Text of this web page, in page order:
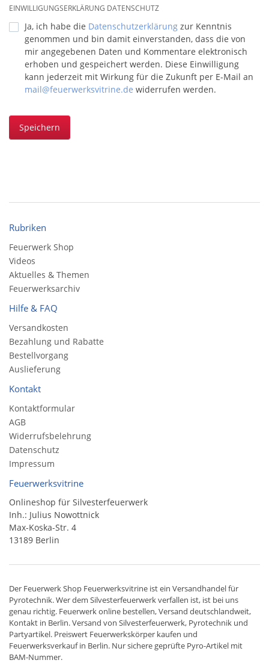
EINWILLIGUNGSERKLÄRUNG DATENSCHUTZ
Ja, ich habe die Datenschutzerklärung zur Kenntnis
genommen und bin damit einverstanden, dass die von
mir angegebenen Daten und Kommentare elektronisch
erhoben und gespeichert werden. Diese Einwilligung
kann jederzeit mit Wirkung für die Zukunft per E-Mail an
mail@feuerwerksvitrine.de widerrufen werden.
Speichern
Rubriken
Feuerwerk Shop
Videos
Aktuelles & Themen
Feuerwerksarchiv
Hilfe & FAQ
Versandkosten
Bezahlung und Rabatte
Bestellvorgang
Auslieferung
Kontakt
Kontaktformular
AGB
Widerrufsbelehrung
Datenschutz
Impressum
Feuerwerksvitrine
Onlineshop für Silvesterfeuerwerk
Inh.: Julius Nowottnick
Max-Koska-Str. 4
13189 Berlin
Der Feuerwerk Shop Feuerwerksvitrine ist ein Versandhandelfür
Pyrotechnik. Wer dem Silvesterfeuerwerk verfallen ist, ist bei uns
genau richtig. Feuerwerk online bestellen,Versand deutschlandweit,
Kontakt in Berlin. Versand von Silvesterfeuerwerk, Pyrotechnik und
Partyartikel. Preiswert Feuerwerkskörper kaufen und
Feuerwerksverkauf in Berlin. Nur sichere geprüfte Pyro-Artikel mit
BAM-Nummer.